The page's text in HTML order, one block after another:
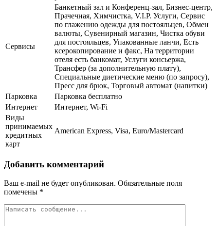
Сервисы
Банкетный зал и Конференц-зал, Бизнес-центр,
Прачечная, Химчистка, V.I.P. Услуги, Сервис
по глажению одежды для постояльцев, Обмен
валюты, Сувенирный магазин, Чистка обуви
для постояльцев, Упакованные ланчи, Есть
ксерокопирование и факс, На территории
отеля есть банкомат, Услуги консьержа,
Трансфер (за дополнительную плату),
Специальные диетические меню (по запросу),
Пресс для брюк, Торговый автомат (напитки)
Парковка
Парковка бесплатно
Интернет
Интернет, Wi-Fi
Виды
принимаемых
кредитных
карт
American Express, Visa, Euro/Mastercard
Добавить комментарий
Ваш e-mail не будет опубликован. Обязательные поля
помечены *